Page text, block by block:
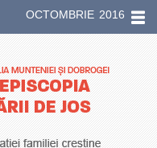
OCTOMBRIE 2016